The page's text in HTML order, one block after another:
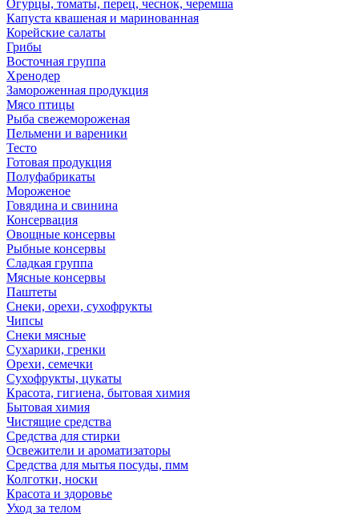
Огурцы, томаты, перец, чеснок, черемша
Капуста квашеная и маринованная
Корейские салаты
Грибы
Восточная группа
Хренодер
Замороженная продукция
Мясо птицы
Рыба свежемороженая
Пельмени и вареники
Тесто
Готовая продукция
Полуфабрикаты
Мороженое
Говядина и свинина
Консервация
Овощные консервы
Рыбные консервы
Сладкая группа
Мясные консервы
Паштеты
Снеки, орехи, сухофрукты
Чипсы
Снеки мясные
Сухарики, гренки
Орехи, семечки
Сухофрукты, цукаты
Красота, гигиена, бытовая химия
Бытовая химия
Чистящие средства
Средства для стирки
Освежители и ароматизаторы
Средства для мытья посуды, пмм
Колготки, носки
Красота и здоровье
Уход за телом